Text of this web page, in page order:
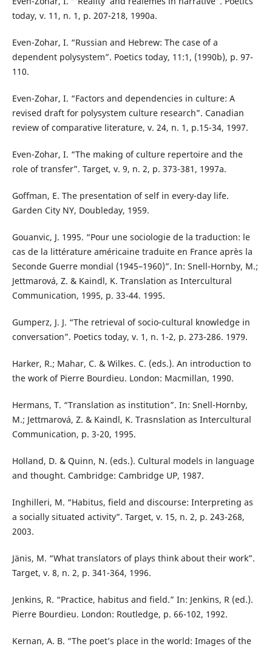
today, v. 11, n. 1, p. 207-218, 1990a.
Even-Zohar, I. “Russian and Hebrew: The case of a
dependent polysystem”. Poetics today, 11:1, (1990b), p. 97-
110.
Even-Zohar, I. “Factors and dependencies in culture: A
revised draft for polysystem culture research”. Canadian
review of comparative literature, v. 24, n. 1, p.15-34, 1997.
Even-Zohar, I. “The making of culture repertoire and the
role of transfer”. Target, v. 9, n. 2, p. 373-381, 1997a.
Goffman, E. The presentation of self in every-day life.
Garden City NY, Doubleday, 1959.
Gouanvic, J. 1995. “Pour une sociologie de la traduction: le
cas de la littérature américaine traduite en France après la
Seconde Guerre mondial (1945–1960)”. In: Snell-Hornby, M.;
Jettmarová, Z. & Kaindl, K. Translation as Intercultural
Communication, 1995, p. 33-44. 1995.
Gumperz, J. J. “The retrieval of socio-cultural knowledge in
conversation”. Poetics today, v. 1, n. 1-2, p. 273-286. 1979.
Harker, R.; Mahar, C. & Wilkes. C. (eds.). An introduction to
the work of Pierre Bourdieu. London: Macmillan, 1990.
Hermans, T. “Translation as institution”. In: Snell-Hornby,
M.; Jettmarová, Z. & Kaindl, K. Trasnslation as Intercultural
Communication, p. 3-20, 1995.
Holland, D. & Quinn, N. (eds.). Cultural models in language
and thought. Cambridge: Cambridge UP, 1987.
Inghilleri, M. “Habitus, field and discourse: Interpreting as
a socially situated activity”. Target, v. 15, n. 2, p. 243-268,
2003.
Jänis, M. “What translators of plays think about their work”.
Target, v. 8, n. 2, p. 341-364, 1996.
Jenkins, R. “Practice, habitus and field.” In: Jenkins, R (ed.).
Pierre Bourdieu. London: Routledge, p. 66-102, 1992.
Kernan, A. B. “The poet’s place in the world: Images of the